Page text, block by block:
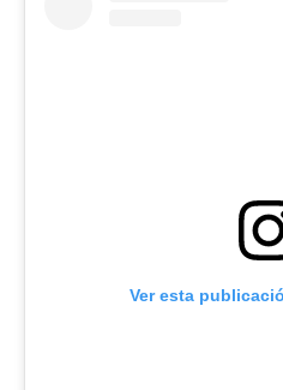
Ver esta